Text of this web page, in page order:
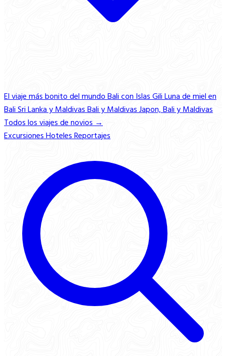
El viaje más bonito del mundoBali con Islas GiliLuna de miel en
BaliSri Lanka y MaldivasBali y MaldivasJapon, Bali y Maldivas
Todos los viajes de novios →
ExcursionesHotelesReportajes